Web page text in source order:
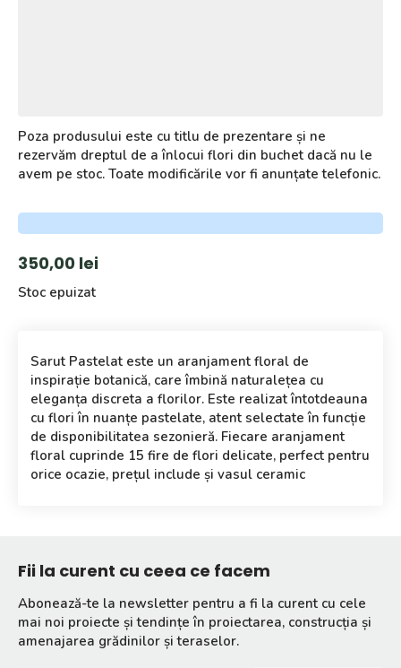
Poza produsului este cu titlu de prezentare și ne
rezervăm dreptul de a înlocui flori din buchet dacă nu le
avem pe stoc. Toate modificările vor fi anunțate telefonic.
350,00 lei
Stoc epuizat
Sarut Pastelat este un aranjament floral de
inspirație botanică, care îmbină naturalețea cu
eleganța discreta a florilor. Este realizat întotdeauna
cu flori în nuanțe pastelate, atent selectate în funcție
de disponibilitatea sezonieră. Fiecare aranjament
floral cuprinde 15 fire de flori delicate, perfect pentru
orice ocazie, prețul include și vasul ceramic
Fii la curent cu ceea ce facem
Abonează-te la newsletter pentru a fi la curent cu cele
mai noi proiecte și tendințe în proiectarea, construcția și
amenajarea grădinilor și teraselor.